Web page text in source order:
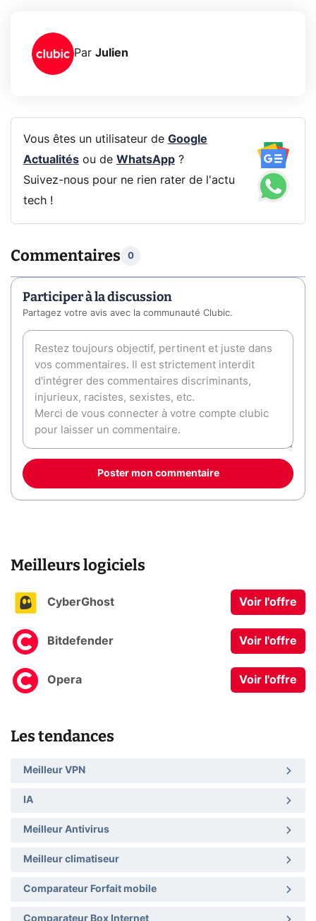
Par Julien
Vous êtes un utilisateur de Google
Actualitésou de WhatsApp?
Suivez-nous pour ne rien rater de l'actu
tech !
Commentaires 0
Participer à la discussion
Partagez votre avis avec la communauté Clubic.
Poster mon commentaire
Meilleurs logiciels
CyberGhost Voir l'offre
Bitdefender Voir l'offre
Opera Voir l'offre
Les tendances
Meilleur VPN
IA
Meilleur Antivirus
Meilleur climatiseur
Comparateur Forfait mobile